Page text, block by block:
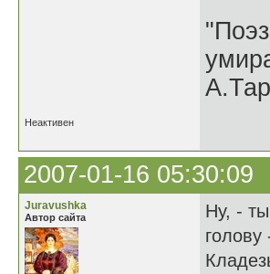
Неактивен
2007-01-16 05:30:09
Juravushka
Автор сайта
Ну, -